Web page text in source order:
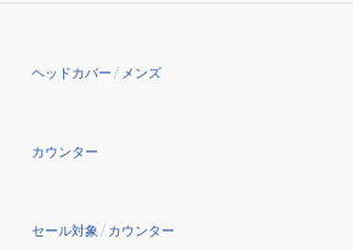
ヘッドカバー / メンズ
カウンター
セール対象 / カウンター